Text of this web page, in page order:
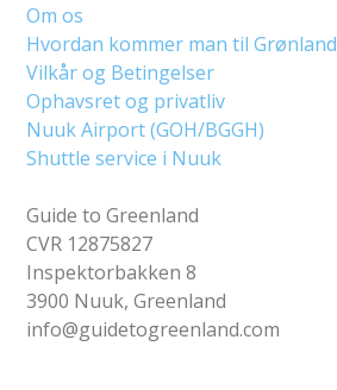
Om os
Hvordan kommer man til Grønland
Vilkår og Betingelser
Ophavsret og privatliv
Nuuk Airport (GOH/BGGH)
Shuttle service i Nuuk
Guide to Greenland
CVR 12875827
Inspektorbakken 8
3900 Nuuk, Greenland
info@guidetogreenland.com